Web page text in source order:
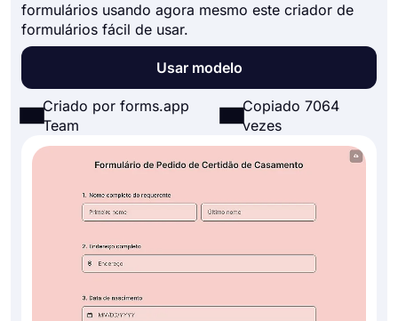
formulários usando agora mesmo este criador de
formulários fácil de usar.
Usar modelo
Criado por forms.app
Team
Copiado 7064
vezes